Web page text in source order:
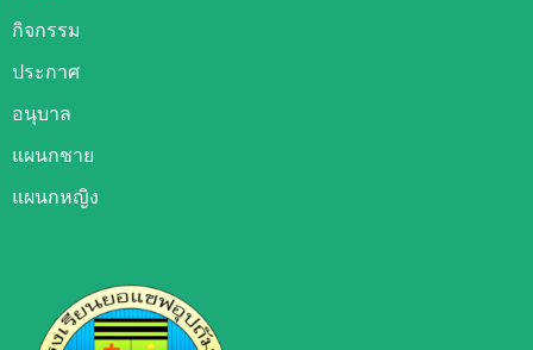
กิจกรรม
ประกาศ
อนุบาล
แผนกชาย
แผนกหญิง